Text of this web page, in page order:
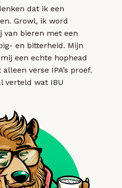
dat ik een
Growl, ik word
van bieren met een
en bitterheid. Mijn
een echte hophead
verse IPA’s proef.
verteld wat IBU